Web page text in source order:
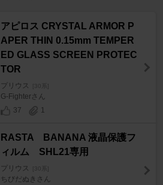
アピロス CRYSTAL ARMOR P
APER THIN 0.15mm TEMPER
ED GLASS SCREEN PROTEC
TOR
プリウス [30系]
G-Fighterさん
37
1
RASTA BANANA 液晶保護フ
ィルム SHL21専用
プリウス [30系]
ちびだぬきさん